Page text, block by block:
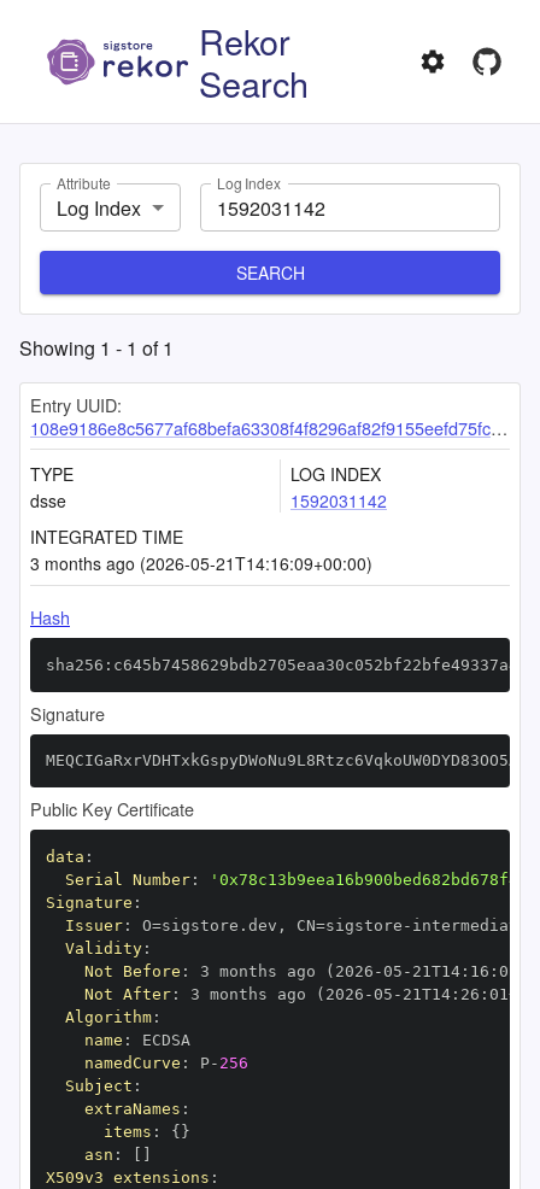
Rekor
Search
Attribute
Log Index
Log Index
SEARCH
Showing 1 - 1 of1
Entry UUID:
108e9186e8c5677af68befa63308f4f8296af82f9155eefd75fc1ac1edff31b7cbfab6e3574028ae
TYPE
dsse
LOG INDEX
1592031142
INTEGRATED TIME
3 months ago (2026-05-21T14:16:09+00:00)
Hash
Signature
Public Key Certificate
data :
Serial Number:
Signature :
Issuer: O=sigstore.dev , CN=sigstore -
Validity:
Not Before : 3 months ago (2026 -05 - 21T14: 16 :
Not After: 3 months ago (2026 -05 - 21T14: 26 : 01+00
Algorithm:
name :
namedCurve : P- 256
Subject :
extraNames :
items : { }
asn :
X509v3 extensions :